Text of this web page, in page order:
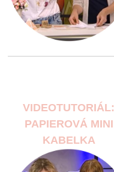
VIDEOTUTORIÁL:
PAPIEROVÁ MINI
KABELKA